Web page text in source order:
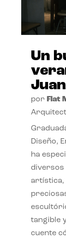
Un
por Flat
Diseño,
ha
diversos
artística,
tangible
cuente